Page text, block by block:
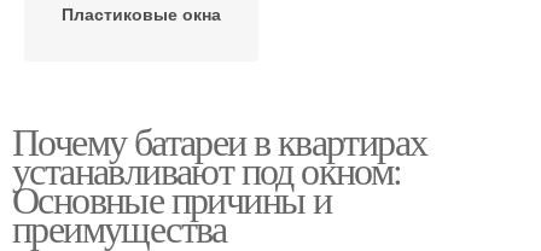
Пластиковые окна
Почему батареи в квартирах
устанавливают под окном:
Основные причины и
преимущества